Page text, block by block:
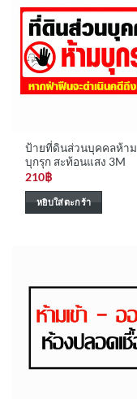
ป้ายที่ดินส่วนบุคคลห้าม
บุกรุก สะท้อนแสง 3M
210฿
หยิบใส่ตะกร้า